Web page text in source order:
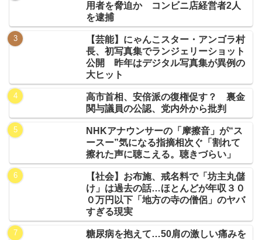
用者を脅迫か コンビニ店経営者2人
を逮捕
【芸能】にゃんこスター・アンゴラ村
長、初写真集でランジェリーショット
公開 昨年はデジタル写真集が異例の
大ヒット
高市首相、安倍派の復権促す？ 裏金
関与議員の公認、党内外から批判
NHKアナウンサーの「摩擦音」が“ス
ースー”気になる指摘相次ぐ「割れて
擦れた声に聴こえる。聴きづらい」
【社会】お布施、戒名料で「坊主丸儲
け」は過去の話…ほとんどが年収３０
０万円以下「地方の寺の僧侶」のヤバ
すぎる現実
糖尿病を抱えて…50肩の激しい痛みを